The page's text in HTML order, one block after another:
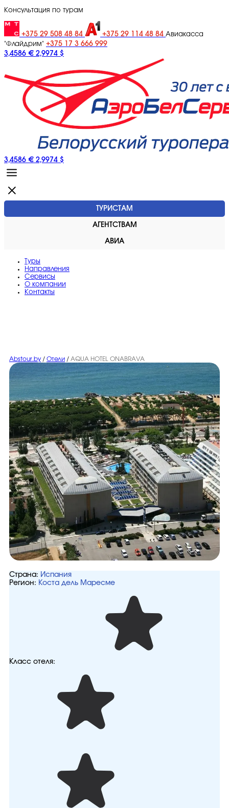
Консультация по турам
+375 29 508 48 84 +375 29 114 48 84 Авиакасса
"Флайдрим" +375 17 3 666 999
3,4586 € 2,9974 $
3,4586 € 2,9974 $
ТУРИСТАМ
АГЕНТСТВАМ
АВИА
Туры
Направления
Сервисы
O компании
Контакты
Abstour.by / Отели / AQUA HOTEL ONABRAVA
Страна: Испания
Регион: Коста дель Маресме
Класс отеля: